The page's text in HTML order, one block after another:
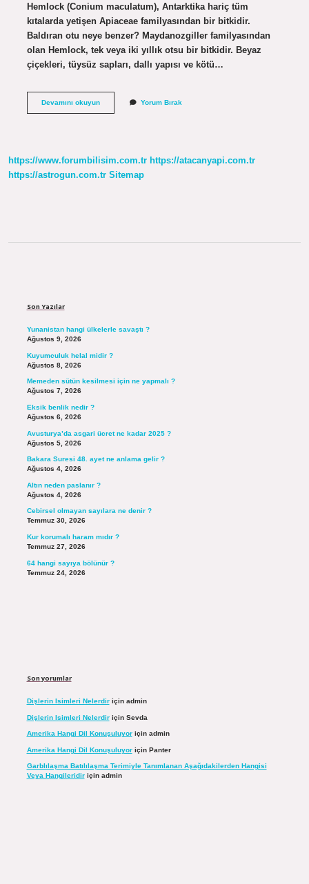
Hemlock (Conium maculatum), Antarktika hariç tüm
kıtalarda yetişen Apiaceae familyasından bir bitkidir.
Baldıran otu neye benzer? Maydanozgiller familyasından
olan Hemlock, tek veya iki yıllık otsu bir bitkidir. Beyaz
çiçekleri, tüysüz sapları, dallı yapısı ve kötü…
Devamını okuyunAcı
Yorum Bırak
https://www.forumbilisim.com.tr https://atacanyapi.com.tr
https://astrogun.com.tr Sitemap
Son Yazılar
Yunanistan hangi ülkelerle savaştı ?
Ağustos 9, 2026
Kuyumculuk helal midir ?
Ağustos 8, 2026
Memeden sütün kesilmesi için ne yapmalı ?
Ağustos 7, 2026
Eksik benlik nedir ?
Ağustos 6, 2026
Avusturya’da asgari ücret ne kadar 2025 ?
Ağustos 5, 2026
Bakara Suresi 48. ayet ne anlama gelir ?
Ağustos 4, 2026
Altın neden paslanır ?
Ağustos 4, 2026
Cebirsel olmayan sayılara ne denir ?
Temmuz 30, 2026
Kur korumalı haram mıdır ?
Temmuz 27, 2026
64 hangi sayıya bölünür ?
Temmuz 24, 2026
Son yorumlar
Dişlerin Isimleri Nelerdiriçin admin
Dişlerin Isimleri Nelerdiriçin Sevda
Amerika Hangi Dil Konuşuluyoriçin admin
Amerika Hangi Dil Konuşuluyoriçin Panter
Garblılaşma Batılılaşma Terimiyle Tanımlanan Aşağıdakilerden Hangisi
Veya Hangileridiriçin admin